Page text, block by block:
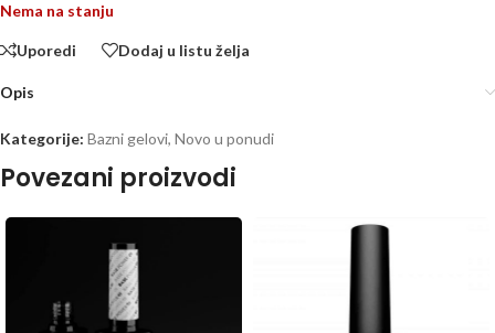
Nema na stanju
Uporedi Dodaj u listu želja
Opis
Kategorije: Bazni gelovi, Novo u ponudi
Povezani proizvodi